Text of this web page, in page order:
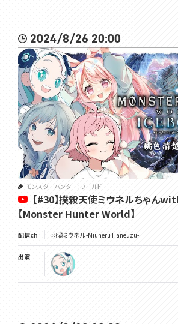
2024/8/26 20:00
モンスターハンター：ワールド
【#30】撲殺天使ミウネルちゃん
【Monster Hunter World】
配信ch 羽渦ミウネル -Miuneru Haneuzu-
出演